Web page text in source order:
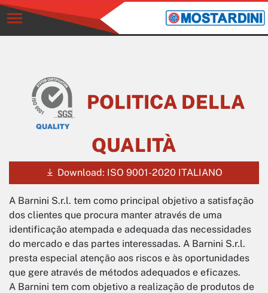
POLITICA DELLA
QUALITÀ
Download: ISO 9001-2020 ITALIANO
A Barnini S.r.l. tem como principal objetivo a satisfação
dos clientes que procura manter através de uma
identificação atempada e adequada das necessidades
do mercado e das partes interessadas. A Barnini S.r.l.
presta especial atenção aos riscos e às oportunidades
que gere através de métodos adequados e eficazes.
A Barnini tem com objetivo a realização de produtos de